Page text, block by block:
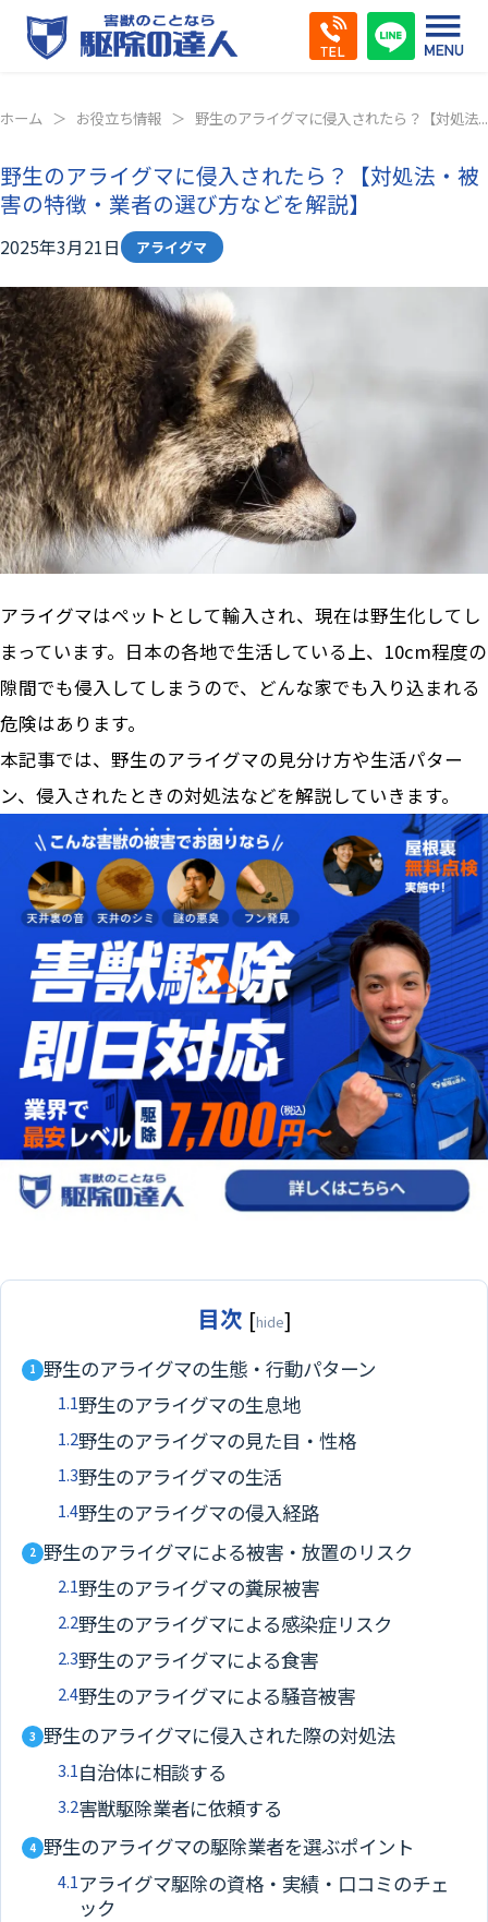
ホーム お役立ち情報 野生のアライグマに侵入されたら？【対処法...
野生のアライグマに侵入されたら？【対処法・被
害の特徴・業者の選び方などを解説】
2025年3月21日 アライグマ
アライグマはペットとして輸入され、現在は野生化してし
まっています。日本の各地で生活している上、10cm程度の
隙間でも侵入してしまうので、どんな家でも入り込まれる
危険はあります。
本記事では、野生のアライグマの見分け方や生活パター
ン、侵入されたときの対処法などを解説していきます。
目次 [hide]
1 野生のアライグマの生態・行動パターン
1.1野生のアライグマの生息地
1.2野生のアライグマの見た目・性格
1.3野生のアライグマの生活
1.4野生のアライグマの侵入経路
2 野生のアライグマによる被害・放置のリスク
2.1野生のアライグマの糞尿被害
2.2野生のアライグマによる感染症リスク
2.3野生のアライグマによる食害
2.4野生のアライグマによる騒音被害
3 野生のアライグマに侵入された際の対処法
3.1自治体に相談する
3.2害獣駆除業者に依頼する
4 野生のアライグマの駆除業者を選ぶポイント
4.1アライグマ駆除の資格・実績・口コミのチェ
ック